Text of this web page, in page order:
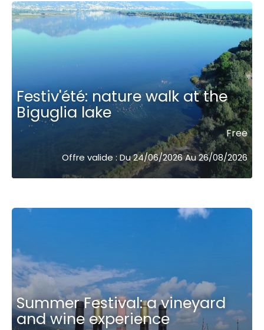
Festiv'été: nature walk at the
Biguglia lake
Free
Offre valide : Du 24/06/2026 Au 26/08/2026
Summer Festival: a vineyard
and wine experience